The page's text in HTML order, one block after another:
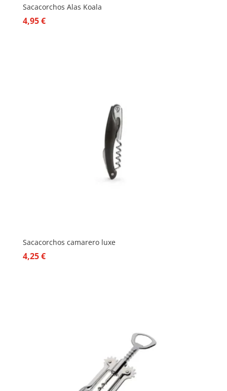
Sacacorchos Alas Koala
4,95€
Sacacorchos camarero luxe
4,25€